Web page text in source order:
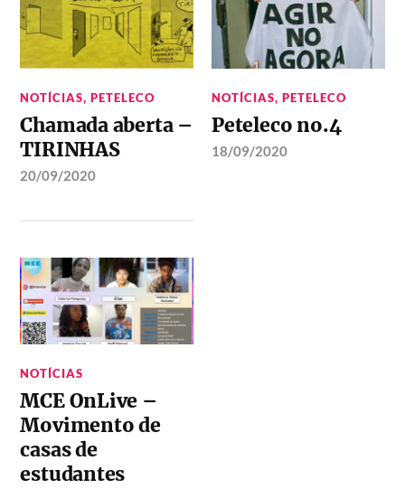
NOTÍCIAS,PETELECO
Chamada aberta –
TIRINHAS
20/09/2020
NOTÍCIAS,PETELECO
Peteleco no.4
18/09/2020
NOTÍCIAS
MCE OnLive –
Movimento de
casas de
estudantes